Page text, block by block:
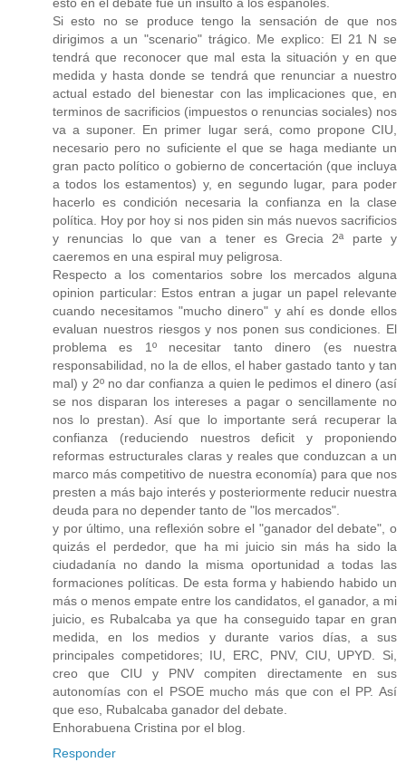
Si esto no se produce tengo la sensación de que nos
dirigimos a un "scenario" trágico. Me explico: El 21 N se
tendrá que reconocer que mal esta la situación y en que
medida y hasta donde se tendrá que renunciar a nuestro
actual estado del bienestar con las implicaciones que, en
terminos de sacrificios (impuestos o renuncias sociales) nos
va a suponer. En primer lugar será, como propone CIU,
necesario pero no suficiente el que se haga mediante un
gran pacto político o gobierno de concertación (que incluya
a todos los estamentos) y, en segundo lugar, para poder
hacerlo es condición necesaria la confianza en la clase
política. Hoy por hoy si nos piden sin más nuevos sacrificios
y renuncias lo que van a tener es Grecia 2ª parte y
caeremos en una espiral muy peligrosa.
Respecto a los comentarios sobre los mercados alguna
opinion particular: Estos entran a jugar un papel relevante
cuando necesitamos "mucho dinero" y ahí es donde ellos
evaluan nuestros riesgos y nos ponen sus condiciones. El
problema es 1º necesitar tanto dinero (es nuestra
responsabilidad, no la de ellos, el haber gastado tanto y tan
mal) y 2º no dar confianza a quien le pedimos el dinero (así
se nos disparan los intereses a pagar o sencillamente no
nos lo prestan). Así que lo importante será recuperar la
confianza (reduciendo nuestros deficit y proponiendo
reformas estructurales claras y reales que conduzcan a un
marco más competitivo de nuestra economía) para que nos
presten a más bajo interés y posteriormente reducir nuestra
deuda para no depender tanto de "los mercados".
y por último, una reflexión sobre el "ganador del debate", o
quizás el perdedor, que ha mi juicio sin más ha sido la
ciudadanía no dando la misma oportunidad a todas las
formaciones políticas. De esta forma y habiendo habido un
más o menos empate entre los candidatos, el ganador, a mi
juicio, es Rubalcaba ya que ha conseguido tapar en gran
medida, en los medios y durante varios días, a sus
principales competidores; IU, ERC, PNV, CIU, UPYD. Si,
creo que CIU y PNV compiten directamente en sus
autonomías con el PSOE mucho más que con el PP. Así
que eso, Rubalcaba ganador del debate.
Enhorabuena Cristina por el blog.
Responder